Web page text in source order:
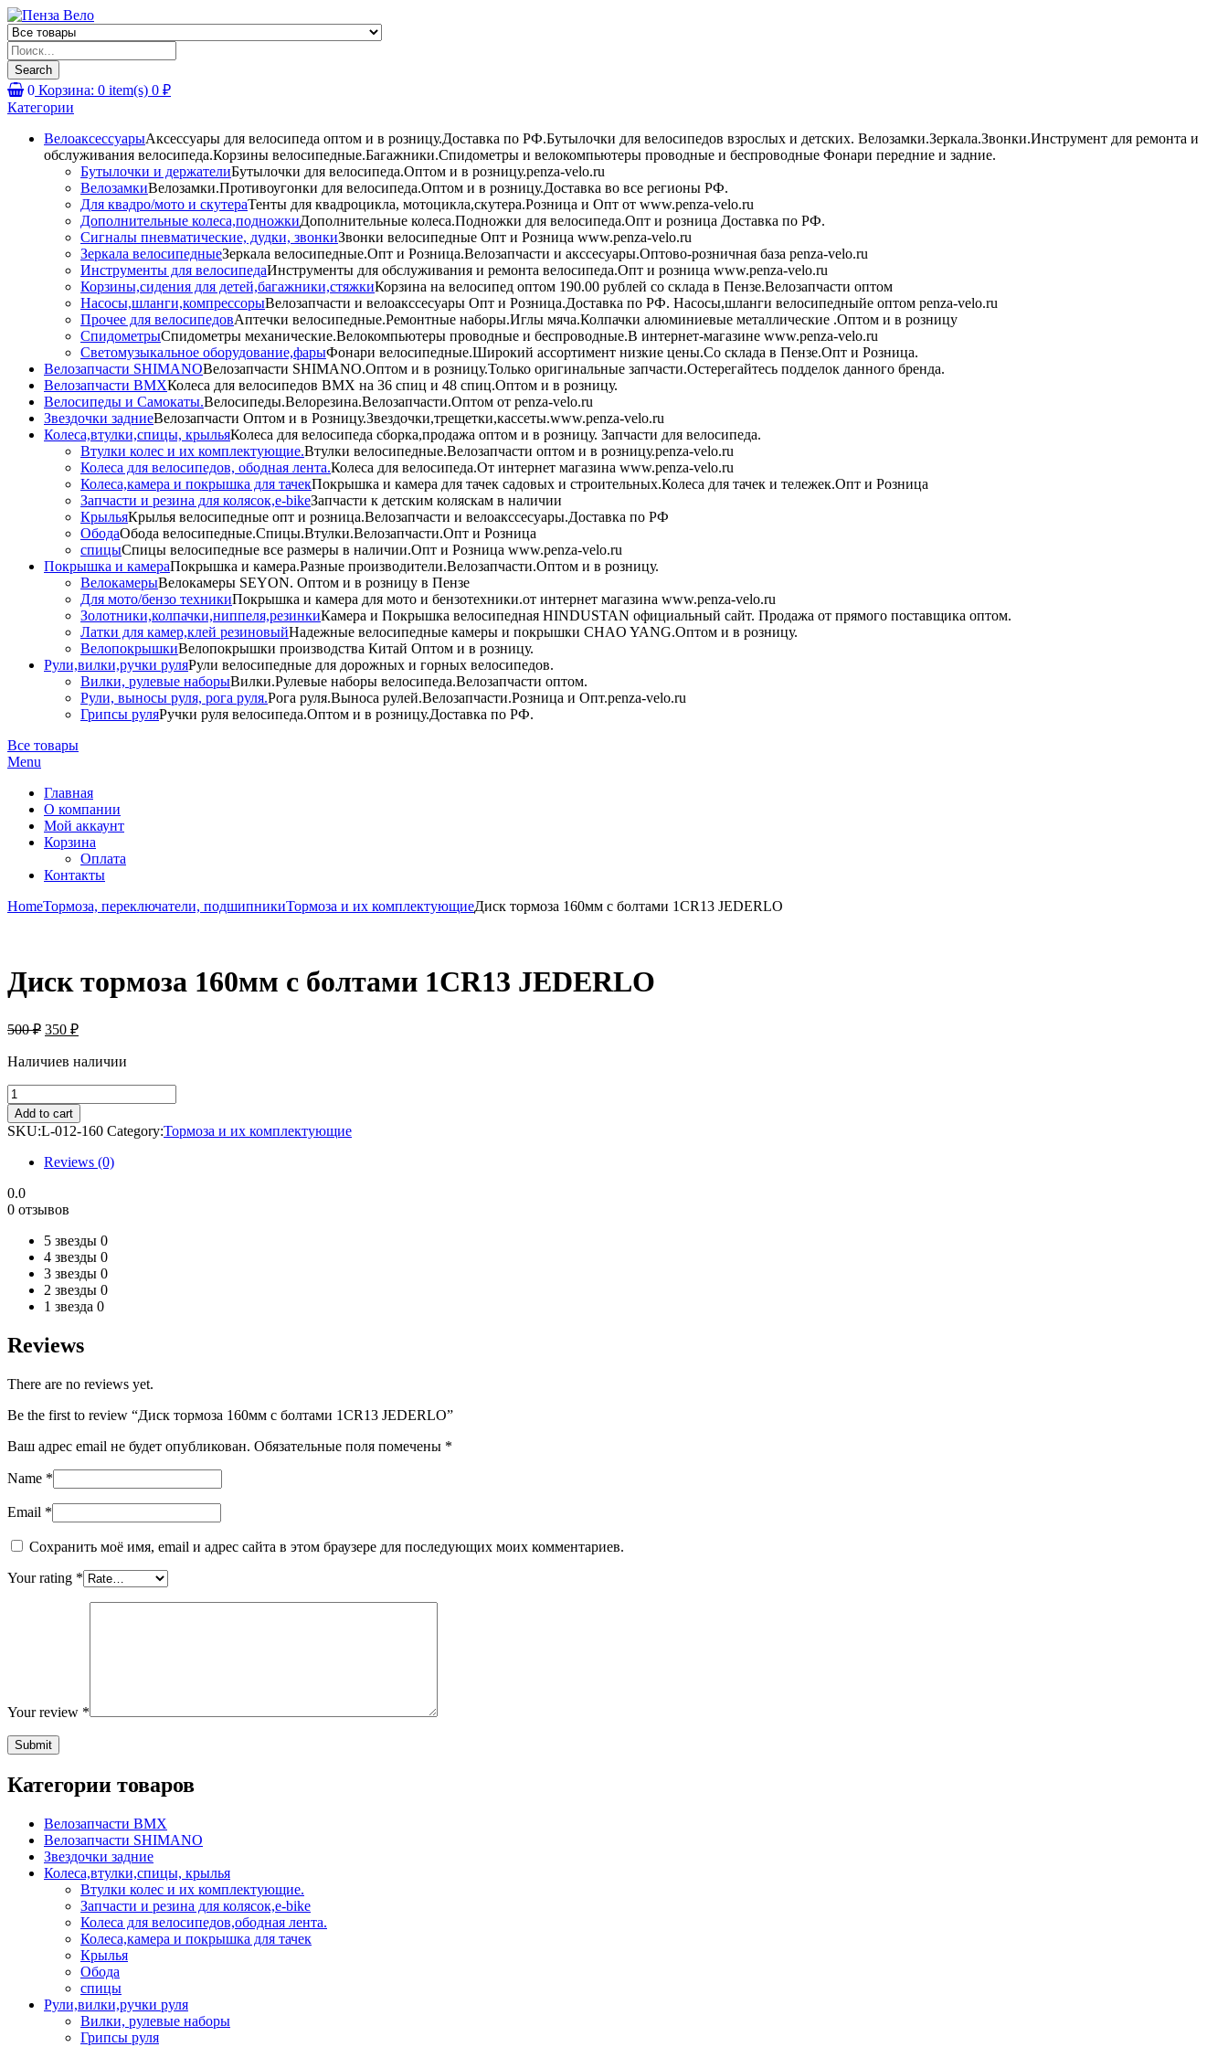
Products
search
Search
0 Корзина: 0 item(s) 0 ₽
Категории
ВелоаксессуарыАксессуары для велосипеда оптом и в розницу.Доставка по РФ.Бутылочки для велосипедов взрослых и детских. Велозамки.Зеркала.Звонки.Инструмент для ремонта и
обслуживания велосипеда.Корзины велосипедные.Багажники.Спидометры и велокомпьютеры проводные и беспроводные Фонари передние и задние.
Бутылочки и держателиБутылочки для велосипеда.Оптом и в розницу.penza-velo.ru
ВелозамкиВелозамки.Противоугонки для велосипеда.Оптом и в розницу.Доставка во все регионы РФ.
Для квадро/мото и скутераТенты для квадроцикла, мотоцикла,скутера.Розница и Опт от www.penza-velo.ru
Дополнительные колеса,подножкиДополнительные колеса.Подножки для велосипеда.Опт и розница Доставка по РФ.
Сигналы пневматические, дудки, звонкиЗвонки велосипедные Опт и Розница www.penza-velo.ru
Зеркала велосипедныеЗеркала велосипедные.Опт и Розница.Велозапчасти и акссесуары.Оптово-розничная база penza-velo.ru
Инструменты для велосипедаИнструменты для обслуживания и ремонта велосипеда.Опт и розница www.penza-velo.ru
Корзины,сидения для детей,багажники,стяжкиКорзина на велосипед оптом 190.00 рублей со склада в Пензе.Велозапчасти оптом
Насосы,шланги,компрессорыВелозапчасти и велоакссесуары Опт и Розница.Доставка по РФ. Насосы,шланги велосипедныйе оптом penza-velo.ru
Прочее для велосипедовАптечки велосипедные.Ремонтные наборы.Иглы мяча.Колпачки алюминиевые металлические .Оптом и в розницу
СпидометрыСпидометры механические.Велокомпьютеры проводные и беспроводные.В интернет-магазине www.penza-velo.ru
Светомузыкальное оборудование,фарыФонари велосипедные.Широкий ассортимент низкие цены.Со склада в Пензе.Опт и Розница.
Велозапчасти SHIMANOВелозапчасти SHIMANO.Оптом и в розницу.Только оригинальные запчасти.Остерегайтесь подделок данного бренда.
Велозапчасти BMXКолеса для велосипедов BMX на 36 спиц и 48 спиц.Оптом и в розницу.
Велосипеды и Самокаты.Велосипеды.Велорезина.Велозапчасти.Оптом от penza-velo.ru
Звездочки задниеВелозапчасти Оптом и в Розницу.Звездочки,трещетки,кассеты.www.penza-velo.ru
Колеса,втулки,спицы, крыльяКолеса для велосипеда сборка,продажа оптом и в розницу. Запчасти для велосипеда.
Втулки колес и их комплектующие.Втулки велосипедные.Велозапчасти оптом и в розницу.penza-velo.ru
Колеса для велосипедов, ободная лента.Колеса для велосипеда.От интернет магазина www.penza-velo.ru
Колеса,камера и покрышка для тачекПокрышка и камера для тачек садовых и строительных.Колеса для тачек и тележек.Опт и Розница
Запчасти и резина для колясок,e-bikeЗапчасти к детским коляскам в наличии
КрыльяКрылья велосипедные опт и розница.Велозапчасти и велоакссесуары.Доставка по РФ
ОбодаОбода велосипедные.Спицы.Втулки.Велозапчасти.Опт и Розница
спицыСпицы велосипедные все размеры в наличии.Опт и Розница www.penza-velo.ru
Покрышка и камераПокрышка и камера.Разные производители.Велозапчасти.Оптом и в розницу.
ВелокамерыВелокамеры SEYON. Оптом и в розницу в Пензе
Для мото/бензо техникиПокрышка и камера для мото и бензотехники.от интернет магазина www.penza-velo.ru
Золотники,колпачки,ниппеля,резинкиКамера и Покрышка велосипедная HINDUSTAN официальный сайт. Продажа от прямого поставщика оптом.
Латки для камер,клей резиновыйНадежные велосипедные камеры и покрышки CHAO YANG.Оптом и в розницу.
ВелопокрышкиВелопокрышки производства Китай Оптом и в розницу.
Рули,вилки,ручки руляРули велосипедные для дорожных и горных велосипедов.
Вилки, рулевые наборыВилки.Рулевые наборы велосипеда.Велозапчасти оптом.
Рули, выносы руля, рога руля.Рога руля.Выноса рулей.Велозапчасти.Розница и Опт.penza-velo.ru
Грипсы руляРучки руля велосипеда.Оптом и в розницу.Доставка по РФ.
Все товары
Menu
Главная
О компании
Мой аккаунт
Корзина
Оплата
Контакты
HomeТормоза, переключатели, подшипникиТормоза и их комплектующиеДиск тормоза 160мм с болтами 1CR13 JEDERLO
Диск тормоза 160мм с болтами 1CR13 JEDERLO
500₽ 350 ₽
Наличиев наличии
Диск
тормоза
160мм
с
болтами
1CR13
JEDERLO
quantity
Add to cart
SKU:L-012-160 Category:Тормоза и их комплектующие
Reviews (0)
0.0
0 отзывов
5 звезды 0
4 звезды 0
3 звезды 0
2 звезды 0
1 звезда 0
Reviews
There are no reviews yet.
Be the first to review “Диск тормоза 160мм с болтами 1CR13 JEDERLO”
Ваш адрес email не будет опубликован. Обязательные поля помечены *
Name *
Email *
Сохранить моё имя, email и адрес сайта в этом браузере для последующих моих комментариев.
Your rating *
Your review *
Категории товаров
Велозапчасти BMX
Велозапчасти SHIMANO
Звездочки задние
Колеса,втулки,спицы, крылья
Втулки колес и их комплектующие.
Запчасти и резина для колясок,e-bike
Колеса для велосипедов,ободная лента.
Колеса,камера и покрышка для тачек
Крылья
Обода
спицы
Рули,вилки,ручки руля
Вилки, рулевые наборы
Грипсы руля